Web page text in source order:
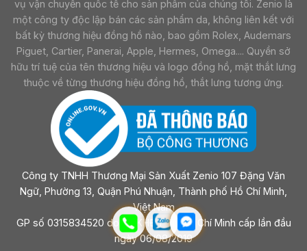
vụ vận chuyển quốc tế cho sản phẩm của chúng tôi. Zenio là
một công ty độc lập bán các sản phẩm da, không liên kết với
bất kỳ thương hiệu đồng hồ nào, bao gồm Rolex, Audemars
Piguet, Cartier, Panerai, Apple, Hermes, Omega.... Quyền sở
hữu trí tuệ của tên thương hiệu và logo đồng hồ, mặt thắt lưng
thuộc về từng thương hiệu đồng hồ, thắt lưng tương ứng.
Công ty TNHH Thương Mại Sản Xuất Zenio 107 Đặng Văn
Ngữ, Phường 13, Quận Phú Nhuận, Thành phố Hồ Chí Minh,
Việt Nam
GP số 0315834520 do sở KHĐT Tp Hồ Chí Minh cấp lần đầu
ngày 06/08/2019